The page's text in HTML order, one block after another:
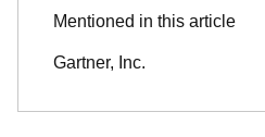
Mentioned in this article
Gartner, Inc.